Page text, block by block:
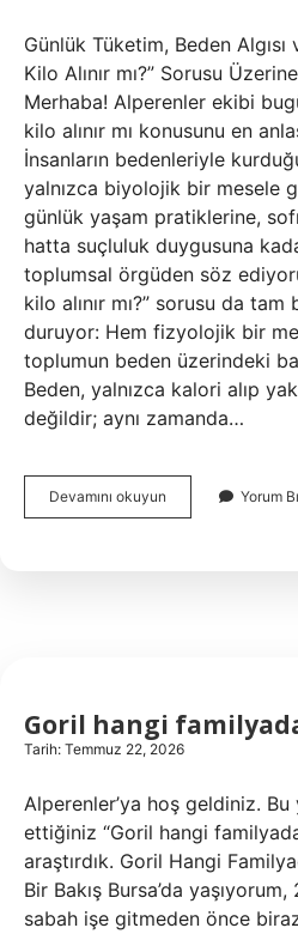
Günlük Tüketim, Beden
Kilo Alınır mı?” Sorusu
Merhaba! Alperenler ekibi
kilo alınır mı konusunu en
İnsanların bedenleriyle
yalnızca biyolojik bir mesele
günlük yaşam pratiklerine,
hatta suçluluk duygusuna
toplumsal örgüden söz
kilo alınır mı?” sorusu da
duruyor: Hem fizyolojik bir
toplumun beden üzerindeki
Beden, yalnızca kalori alıp
değildir; aynı zamanda…
Devamını okuyun
gün
Yorum
Goril hangi
Tarih: Temmuz 22, 2026
Alperenler’ya hoş geldiniz. Bu
ettiğiniz “Goril hangi
araştırdık. Goril Hangi
Bir Bakış Bursa’da
sabah işe gitmeden önce